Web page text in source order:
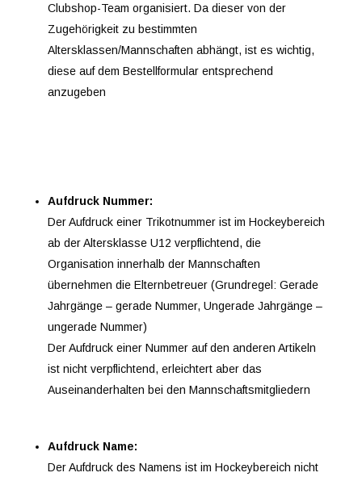
Clubshop-Team organisiert. Da dieser von der
Zugehörigkeit zu bestimmten
Altersklassen/Mannschaften abhängt, ist es wichtig,
diese auf dem Bestellformular entsprechend
anzugeben
Aufdruck Nummer:
Der Aufdruck einer Trikotnummer ist im Hockeybereich
ab der Altersklasse U12 verpflichtend, die
Organisation innerhalb der Mannschaften
übernehmen die Elternbetreuer (Grundregel: Gerade
Jahrgänge – gerade Nummer, Ungerade Jahrgänge –
ungerade Nummer)
Der Aufdruck einer Nummer auf den anderen Artikeln
ist nicht verpflichtend, erleichtert aber das
Auseinanderhalten bei den Mannschaftsmitgliedern
Aufdruck Name:
Der Aufdruck des Namens ist im Hockeybereich nicht